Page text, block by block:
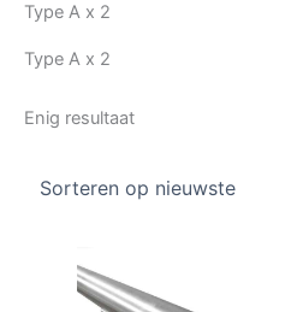
Type A x 2
Type A x 2
Enig resultaat